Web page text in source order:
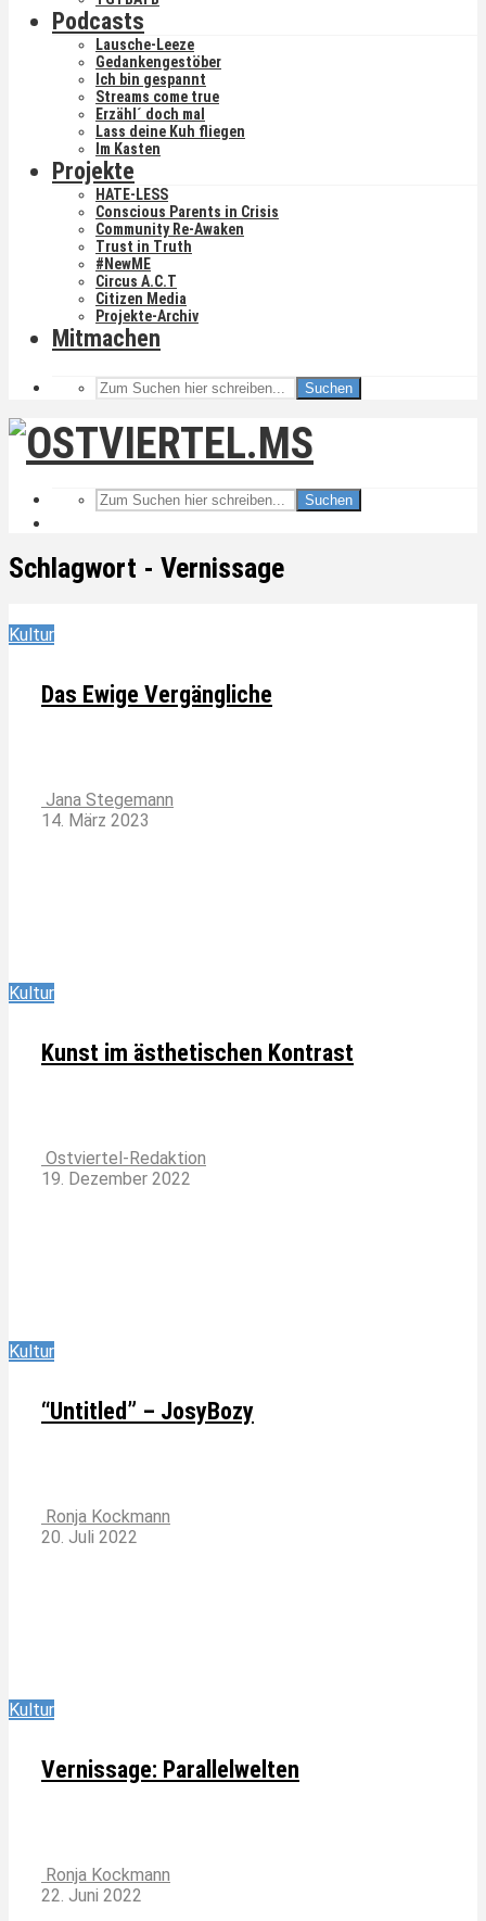
Podcasts
Lausche-Leeze
Gedankengestöber
Ich bin gespannt
Streams come true
Erzähl´ doch mal
Lass deine Kuh fliegen
Im Kasten
Projekte
HATE-LESS
Conscious Parents in Crisis
Community Re-Awaken
Trust in Truth
#NewME
Circus A.C.T
Citizen Media
Projekte-Archiv
Mitmachen
Suchen
Suchen
Schlagwort - Vernissage
Kultur
Das Ewige Vergängliche
Jana Stegemann
14. März 2023
Kultur
Kunst im ästhetischen Kontrast
Ostviertel-Redaktion
19. Dezember 2022
Kultur
“Untitled” – JosyBozy
Ronja Kockmann
20. Juli 2022
Kultur
Vernissage: Parallelwelten
Ronja Kockmann
22. Juni 2022